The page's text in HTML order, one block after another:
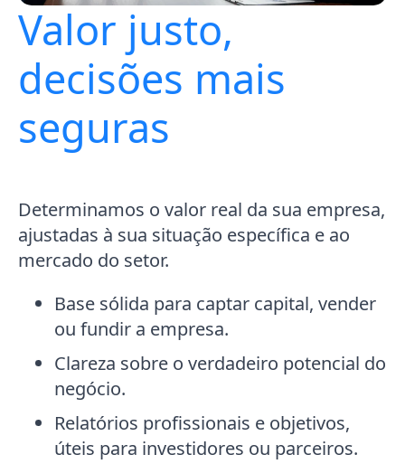
Valor justo,
decisões mais
seguras
Determinamos o valor real da sua empresa,
ajustadas à sua situação específica e ao
mercado do setor.
Base sólida para captar capital, vender
ou fundir a empresa.
Clareza sobre o verdadeiro potencial do
negócio.
Relatórios profissionais e objetivos,
úteis para investidores ou parceiros.